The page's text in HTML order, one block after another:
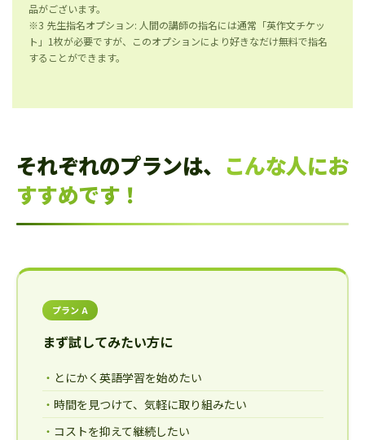
品がございます。
※3 先生指名オプション: 人間の講師の指名には通常「英作文チケッ
ト」1枚が必要ですが、このオプションにより好きなだけ無料で指名
することができます。
それぞれのプランは、 こんな人にお
すすめです！
プラン A
まず試してみたい方に
とにかく英語学習を始めたい
時間を見つけて、気軽に取り組みたい
コストを抑えて継続したい